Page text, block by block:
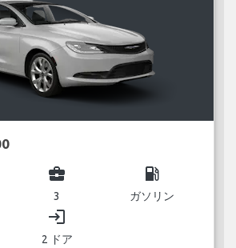
business_center
3
local_gas_station
ガソリン
login
2 ドア